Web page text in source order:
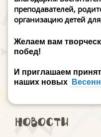
преподавателей,
организацию детей
Желаем вам
побед!
И приглашаем
наших новых
Новости